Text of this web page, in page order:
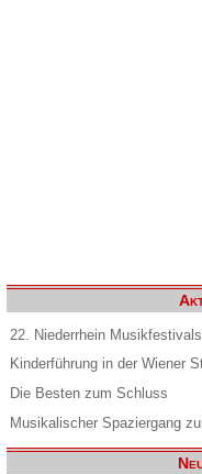
22. Niederrhein
Kinderführung in der Wiener
Die Besten zum Schluss
Musikalischer Spaziergang